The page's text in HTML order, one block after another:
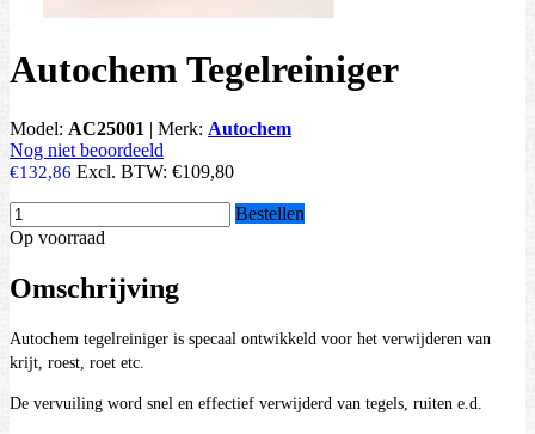
Autochem Tegelreiniger
Model: AC25001 | Merk: Autochem
Nog niet beoordeeld
€132,86 Excl. BTW: €109,80
Bestellen
Op voorraad
Omschrijving
Autochem tegelreiniger is specaal ontwikkeld voor het verwijderen van
krijt, roest, roet etc.
De vervuiling word snel en effectief verwijderd van tegels, ruiten e.d.